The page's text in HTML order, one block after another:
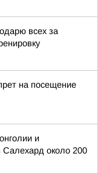
всех за
на посещение
и
Салехард около 200